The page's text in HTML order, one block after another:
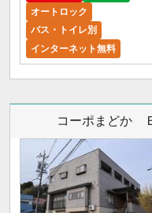
オートロック
バス・トイレ別
インターネット無料
コーポまどか